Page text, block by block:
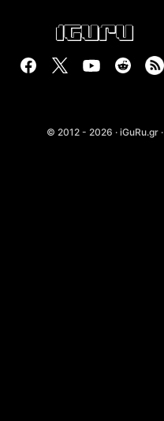
© 2012 - 2026 · iGuRu.gr ·